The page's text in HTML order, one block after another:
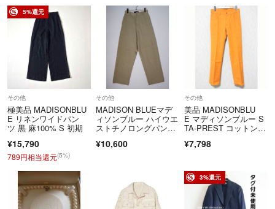
■商品に不具合があった場合
商品到着時に、万が一商品に不具合を発見された場合は、到着後7日以
内e-mailもしくは、お電話にてご連絡ください。
ご連絡後、お品物は7日以内に弊社までご返送いただきますよう、ご協
力をお願いいたします。
尚、イメージ違い・サイズ違いなど、お客様都合による返品・返金・交
換はお断りさせていただいております。ご了承の上ご注文ください。
＝＝＝＝＝＝＝＝＝＝＝＝＝＝
こちらのアカウントはラクマ公式パートナーの株式会社BLMによって
運営されています。
▼特商法
https://fril.jp/ts/official/law/a278/
▼返品特約
https://fril.jp/ts/official/law/a278/#return_policy
5%還元
その他
極美品 MADISONBLU
E リネンワイドパン
ツ 黒 麻100% S 初期
¥15,790
789円相当還元(5%)
その他
MADISON BLUEマデ
ィソンブルー ハイウエ
ストチノロングパンツ
83015】
¥10,600
その他
美品 MADISONBLU
E マディソンブルー S
TA-PREST コットンパ
ズ2 オレンジ レディー
¥7,798
3%還元